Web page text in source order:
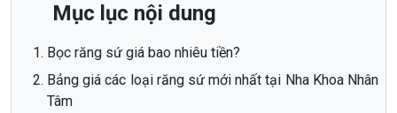
Mục lục nội dung
Bọc răng sứ giá bao nhiêu tiền?
Bảng giá các loại răng sứ mới nhất tại Nha Khoa Nhân
Tâm